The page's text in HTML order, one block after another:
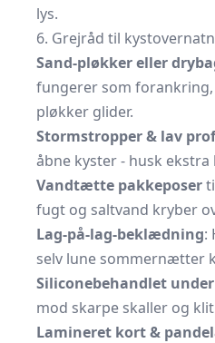
lys.
6. Grejråd til
Sand-pløkker eller
fungerer som
pløkker glider.
Stormstropper & lav
åbne kyster - husk ekstra
Vandtætte pakkeposer
fugt og saltvand kryber
Lag-på-lag-beklædning:
selv lune sommernætter
Siliconebehandlet
mod skarpe skaller og
Lamineret kort &